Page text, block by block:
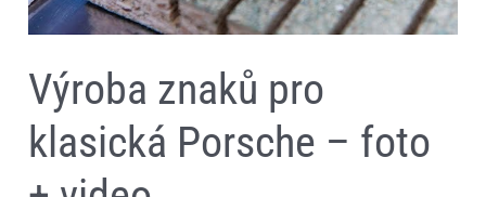
Výroba znaků pro
klasická Porsche – foto